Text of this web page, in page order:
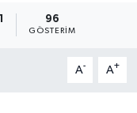
96
GÖSTERIM
A- A+